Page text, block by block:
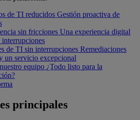
de TI reducidos Gestión proactiva de
sin fricciones Una experiencia digital
de TI sin interrupciones Remediaciones
un servicio excepcional
equipo ¿Todo listo para la
principales